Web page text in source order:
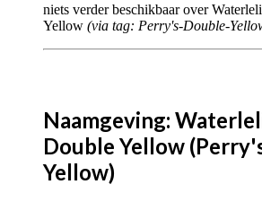
niets verder beschikbaar over
Yellow (via tag: Perry's-Double-
Naamgeving:
Double Yellow
Yellow)